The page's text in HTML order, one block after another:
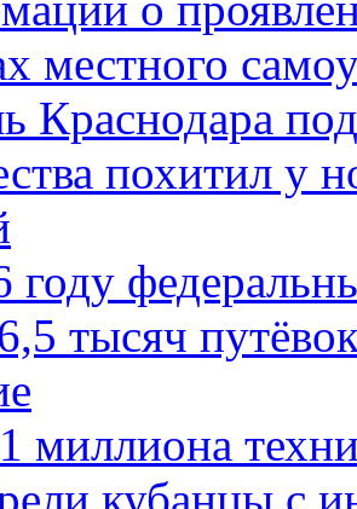
местного
Краснодара
похитил у
году
тысяч
миллиона
кубанцы с